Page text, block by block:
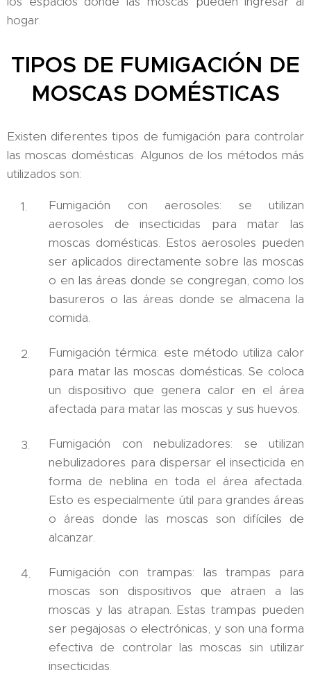
hogar.
TIPOS DE FUMIGACIÓN DE
MOSCAS DOMÉSTICAS
Existen diferentes tipos de fumigación para controlar
las moscas domésticas. Algunos de los métodos más
utilizados son:
Fumigación con aerosoles: se utilizan
aerosoles de insecticidas para matar las
moscas domésticas. Estos aerosoles pueden
ser aplicados directamente sobre las moscas
o en las áreas donde se congregan, como los
basureros o las áreas donde se almacena la
comida.
Fumigación térmica: este método utiliza calor
para matar las moscas domésticas. Se coloca
un dispositivo que genera calor en el área
afectada para matar las moscas y sus huevos.
Fumigación con nebulizadores: se utilizan
nebulizadores para dispersar el insecticida en
forma de neblina en toda el área afectada.
Esto es especialmente útil para grandes áreas
o áreas donde las moscas son difíciles de
alcanzar.
Fumigación con trampas: las trampas para
moscas son dispositivos que atraen a las
moscas y las atrapan. Estas trampas pueden
ser pegajosas o electrónicas, y son una forma
efectiva de controlar las moscas sin utilizar
insecticidas.